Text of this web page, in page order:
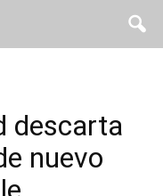
descarta
nuevo